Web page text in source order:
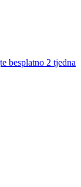
besplatno 2 tjedna